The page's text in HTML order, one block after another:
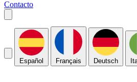
Contacto
Español Français Deutsch